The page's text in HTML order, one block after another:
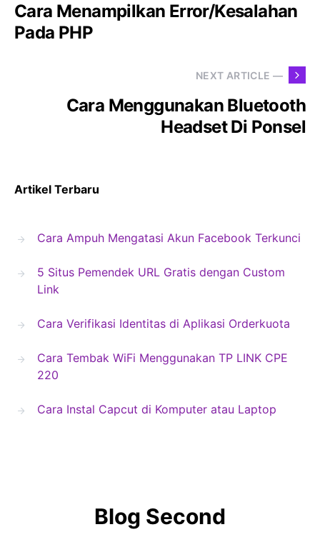
Cara Menampilkan Error/Kesalahan
Pada PHP
NEXT ARTICLE —
Cara Menggunakan Bluetooth
Headset Di Ponsel
Artikel Terbaru
Cara Ampuh Mengatasi Akun Facebook Terkunci
5 Situs Pemendek URL Gratis dengan Custom
Link
Cara Verifikasi Identitas di Aplikasi Orderkuota
Cara Tembak WiFi Menggunakan TP LINK CPE
220
Cara Instal Capcut di Komputer atau Laptop
Blog Second